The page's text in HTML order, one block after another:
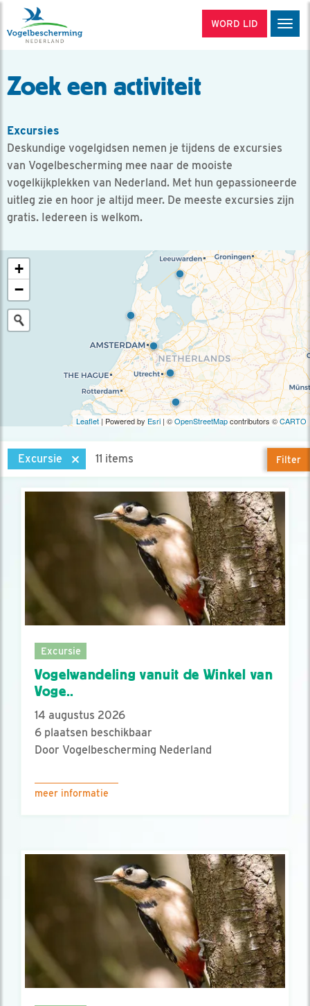
WORD LID
Zoek een activiteit
Excursies
Deskundige vogelgidsen nemen je tijdens de excursies
van Vogelbescherming mee naar de mooiste
vogelkijkplekken van Nederland. Met hun gepassioneerde
uitleg zie en hoor je altijd meer. De meeste excursies zijn
gratis. Iedereen is welkom.
+
−
Leaflet | Powered byEsri | ©OpenStreetMapcontributors ©CARTO
Excursie 11 items Filter
Excursie
Vogelwandeling vanuit de Winkel van
Voge..
14 augustus 2026
6 plaatsen beschikbaar
Door Vogelbescherming Nederland
meer informatie